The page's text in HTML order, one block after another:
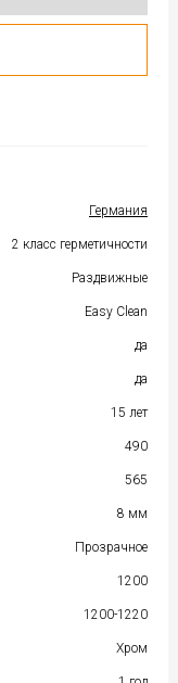
Германия
2 класс герметичности
Раздвижные
Easy Clean
да
да
15 лет
490
565
8 мм
Прозрачное
1200
1200-1220
Хром